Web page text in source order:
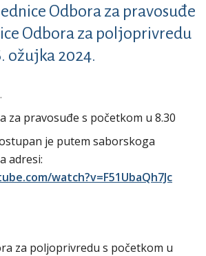
Odbora za pravosuđe
Odbora za poljoprivredu
ožujka 2024.
za pravosuđe s početkom u 8.30
je putem saborskoga
adresi:
watch?v=F51UbaQh7Jc
za poljoprivredu s početkom u